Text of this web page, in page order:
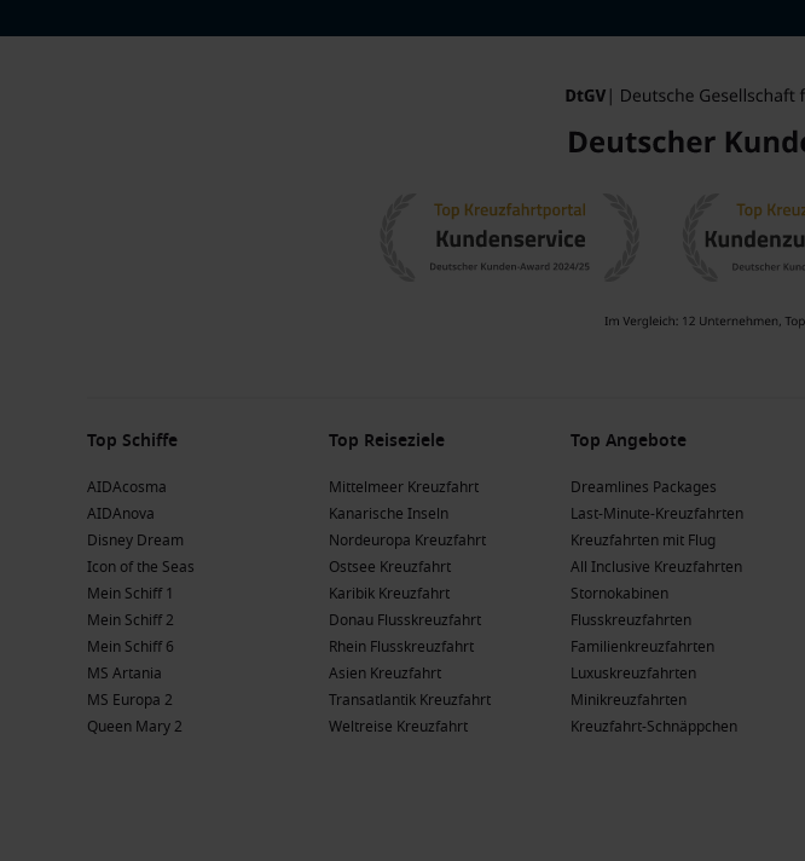
Top Schiffe
AIDAcosma
AIDAnova
Disney Dream
Icon of the Seas
Mein Schiff 1
Mein Schiff 2
Mein Schiff 6
MS Artania
MS Europa 2
Queen Mary 2
Top Reiseziele
Mittelmeer Kreuzfahrt
Kanarische Inseln
Nordeuropa Kreuzfahrt
Ostsee Kreuzfahrt
Karibik Kreuzfahrt
Donau Flusskreuzfahrt
Rhein Flusskreuzfahrt
Asien Kreuzfahrt
Transatlantik Kreuzfahrt
Weltreise Kreuzfahrt
Top Angebote
Dreamlines Packages
Last-Minute-Kreuzfahrten
Kreuzfahrten mit Flug
All Inclusive Kreuzfahrten
Stornokabinen
Flusskreuzfahrten
Familienkreuzfahrten
Luxuskreuzfahrten
Minikreuzfahrten
Kreuzfahrt-Schnäppchen